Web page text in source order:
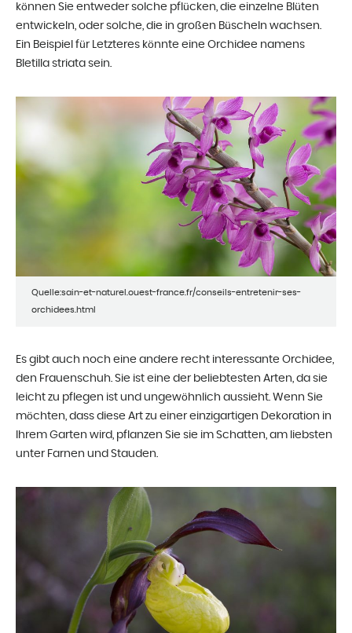
können Sie entweder solche pflücken, die einzelne Blüten
entwickeln, oder solche, die in großen Büscheln wachsen.
Ein Beispiel für Letzteres könnte eine Orchidee namens
Bletilla striata sein.
Quelle:sain-et-naturel.ouest-france.fr/conseils-entretenir-ses-
orchidees.html
Es gibt auch noch eine andere recht interessante Orchidee,
den Frauenschuh. Sie ist eine der beliebtesten Arten, da sie
leicht zu pflegen ist und ungewöhnlich aussieht. Wenn Sie
möchten, dass diese Art zu einer einzigartigen Dekoration in
Ihrem Garten wird, pflanzen Sie sie im Schatten, am liebsten
unter Farnen und Stauden.